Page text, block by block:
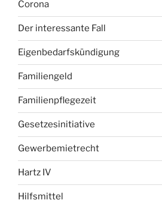
Corona
Der interessante Fall
Eigenbedarfskündigung
Familiengeld
Familienpflegezeit
Gesetzesinitiative
Gewerbemietrecht
Hartz IV
Hilfsmittel